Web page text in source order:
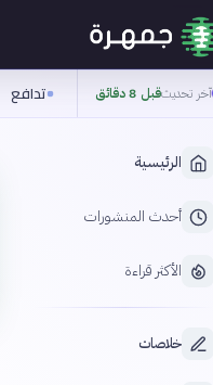
آخر تحديثقبل 8 دقائق تدافع
الرئيسية
أحدث المنشورات
الأكثر قراءة
خلاصات